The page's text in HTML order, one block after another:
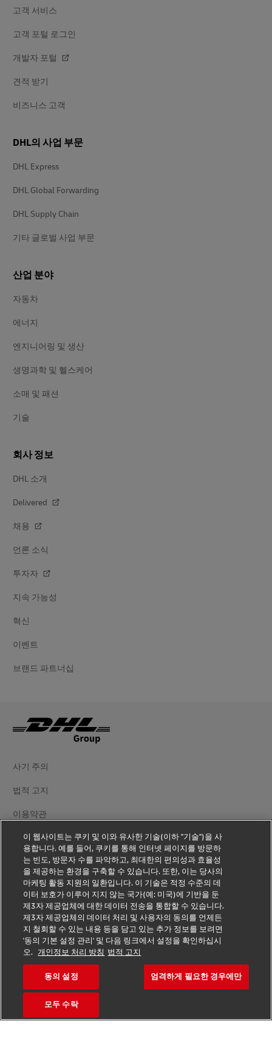
고객 서비스
고객 포털 로그인
개발자 포털
견적 받기
비즈니스 고객
DHL의 사업 부문
DHL Express
DHL Global Forwarding
DHL Supply Chain
기타 글로벌 사업 부문
산업 분야
자동차
에너지
엔지니어링 및 생산
생명과학 및 헬스케어
소매 및 패션
기술
회사 정보
DHL 소개
Delivered
채용
언론 소식
투자자
지속 가능성
혁신
이벤트
브랜드 파트너십
사기 주의
법적 고지
이용약관
개인정보 처리방침
추가 정보
쿠키 설정
DHL 팔로우하기
2026 © - all rights reserved.
이 웹사이트는 쿠키 및 이와 유사한 기술(이하 "기술")을 사
용합니다. 예를 들어, 쿠키를 통해 인터넷 페이지를 방문하
는 빈도, 방문자 수를 파악하고, 최대한의 편의성과 효율성
을 제공하는 환경을 구축할 수 있습니다. 또한, 이는 당사의
마케팅 활동 지원의 일환입니다. 이 기술은 적정 수준의 데
이터 보호가 이루어 지지 않는 국가(예: 미국)에 기반을 둔
제3자 제공업체에 대한 데이터 전송을 통합할 수 있습니다.
제3자 제공업체의 데이터 처리 및 사용자의 동의를 언제든
지 철회할 수 있는 내용 등을 담고 있는 추가 정보를 보려면
'동의 기본 설정 관리' 및 다음 링크에서 설정을 확인하십시
오. 개인정보 처리 방침 법적 고지
동의 설정 엄격하게 필요한 경우에만
모두 수락